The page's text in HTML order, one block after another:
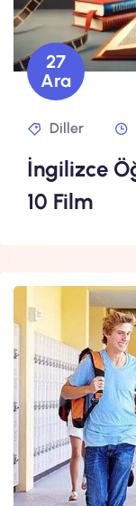
27
Ara
Diller
İngilizce
10 Film